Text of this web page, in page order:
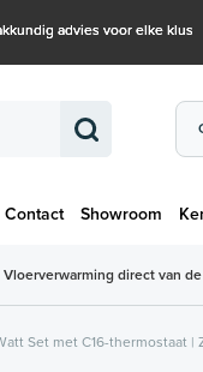
advies voor elke klus
Contact Showroom €
Vloerverwarming direct van
Set met C16-thermostaat |